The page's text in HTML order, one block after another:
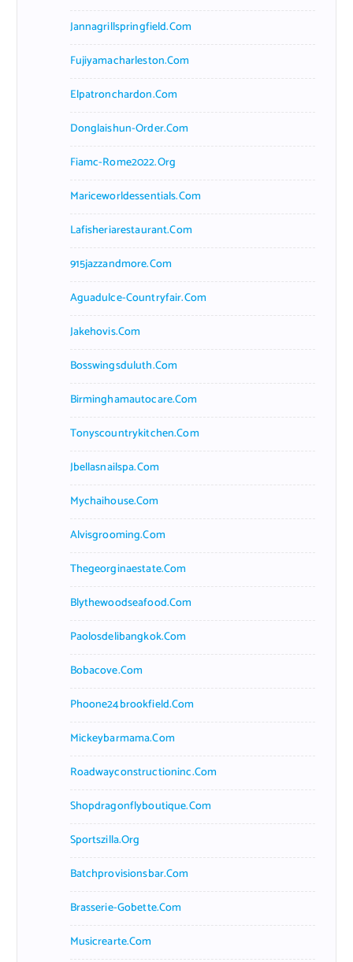
Jannagrillspringfield.com
Fujiyamacharleston.com
Elpatronchardon.com
Donglaishun-Order.com
Fiamc-Rome2022.org
Mariceworldessentials.com
Lafisheriarestaurant.com
915jazzandmore.com
Aguadulce-Countryfair.com
Jakehovis.com
Bosswingsduluth.com
Birminghamautocare.com
Tonyscountrykitchen.com
Jbellasnailspa.com
Mychaihouse.com
Alvisgrooming.com
Thegeorginaestate.com
Blythewoodseafood.com
Paolosdelibangkok.com
Bobacove.com
Phoone24brookfield.com
Mickeybarmama.com
Roadwayconstructioninc.com
Shopdragonflyboutique.com
Sportszilla.org
Batchprovisionsbar.com
Brasserie-Gobette.com
Musicrearte.com